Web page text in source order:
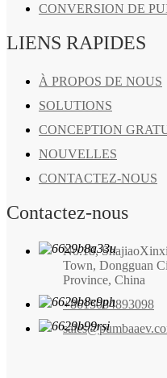
CONVERSION DE
LIENS RAPIDES
À PROPOS DE NOUS
SOLUTIONS
CONCEPTION
NOUVELLES
CONTACTEZ-NOUS
Contactez-nous
No.18,
Town, Dongguan
Province, China
+8615084893098